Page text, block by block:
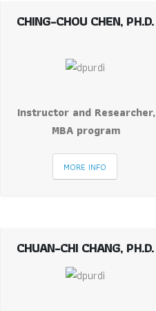
CHING-CHOU CHEN, PH.D.
Instructor and Researcher,
MBA program
MORE INFO
CHUAN-CHI CHANG, PH.D.